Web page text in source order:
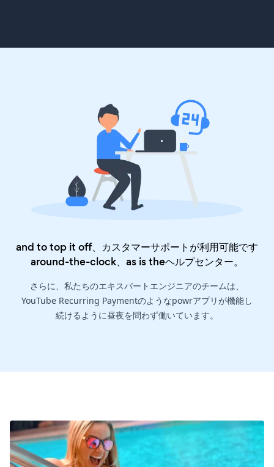
and to top it off、カスタマーサポートが利用可能です
around-the-clock、as is theヘルプセンター。
さらに、私たちのエキスパートエンジニアのチームは、
YouTube Recurring Paymentのようなpowrアプリが機能し
続けるように昼夜を問わず働いています。